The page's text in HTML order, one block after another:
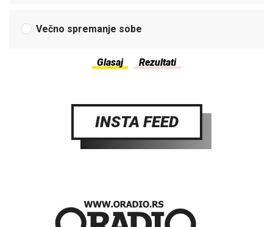
Večno spremanje sobe
INSTA FEED